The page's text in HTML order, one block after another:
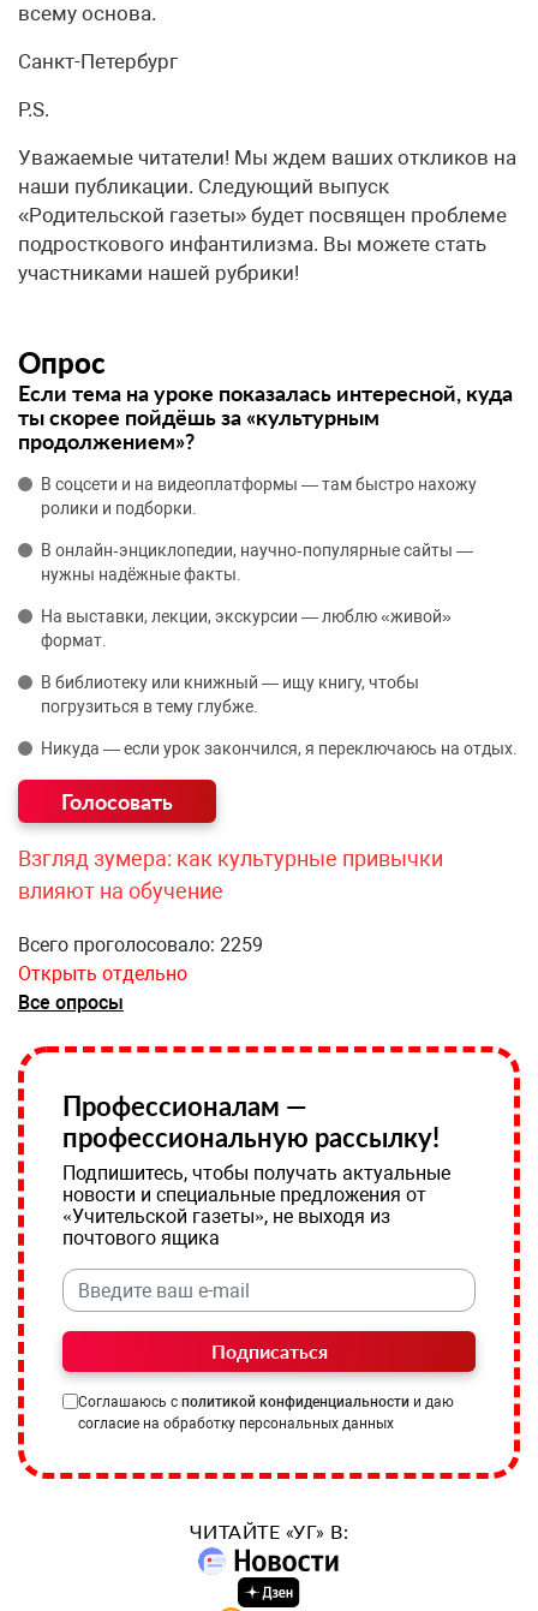
всему основа.
Санкт-Петербург
P.S.
Уважаемые читатели! Мы ждем ваших откликов на
наши публикации. Следующий выпуск
«Родительской газеты» будет посвящен проблеме
подросткового инфантилизма. Вы можете стать
участниками нашей рубрики!
Опрос
Если тема на уроке показалась интересной, куда
ты скорее пойдёшь за «культурным
продолжением»?
В соцсети и на видеоплатформы — там быстро нахожу
ролики и подборки.
В онлайн‑энциклопедии, научно‑популярные сайты —
нужны надёжные факты.
На выставки, лекции, экскурсии — люблю «живой»
формат.
В библиотеку или книжный — ищу книгу, чтобы
погрузиться в тему глубже.
Никуда — если урок закончился, я переключаюсь на отдых.
Взгляд зумера: как культурные привычки
влияют на обучение
Всего проголосовало: 2259
Открыть отдельно
Все опросы
Профессионалам —
профессиональную рассылку!
Подпишитесь, чтобы получать актуальные
новости и специальные предложения от
«Учительской газеты», не выходя из
почтового ящика
Подписаться
Соглашаюсь с политикой конфиденциальности и даю
согласие на обработку персональных данных
ЧИТАЙТЕ «УГ» В: